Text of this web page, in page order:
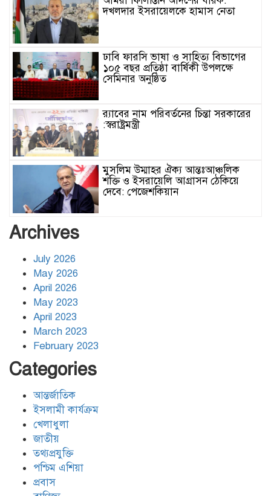
দখলদার ইসরায়েলকে হামাস নেতা
ঢাবি ফারসি ভাষা ও সাহিত্য বিভাগের
১০৫ বছর প্রতিষ্ঠা বার্ষিকী উপলক্ষে
সেমিনার অনুষ্ঠিত
র‌্যাবের নাম পরিবর্তনের চিন্তা সরকারের
:স্বরাষ্ট্রমন্ত্রী
মুসলিম উম্মাহর ঐক্য আন্তঃআঞ্চলিক
শক্তি ও ইসরায়েলি আগ্রাসন ঠেকিয়ে
দেবে: পেজেশকিয়ান
Archives
July 2026
May 2026
April 2026
May 2023
April 2023
March 2023
February 2023
Categories
আন্তর্জাতিক
ইসলামী কার্যক্রম
খেলাধুলা
জাতীয়
তথ্যপ্রযুক্তি
পশ্চিম এশিয়া
প্রবাস